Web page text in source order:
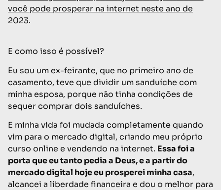
você pode prosperar na internet neste ano de
2023.
E como isso é possível?
Eu sou um ex-feirante, que no primeiro ano de
casamento, teve que dividir um sanduíche com
minha esposa, porque não tinha condições de
sequer comprar dois sanduíches.
E minha vida foi mudada completamente quando
vim para o mercado digital, criando meu próprio
curso online e vendendo na internet. Essa foi a
porta que eu tanto pedia a Deus, e a partir do
mercado digital hoje eu prosperei minha casa,
alcancei a liberdade financeira e dou o melhor para